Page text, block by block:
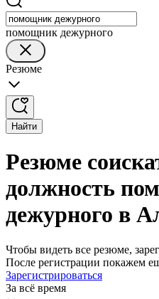
помощник дежурного
Резюме
Найти
Резюме
должность
дежурного в
Чтобы видеть все резюме,
После регистрации покажем
Зарегистрироваться
За всё время